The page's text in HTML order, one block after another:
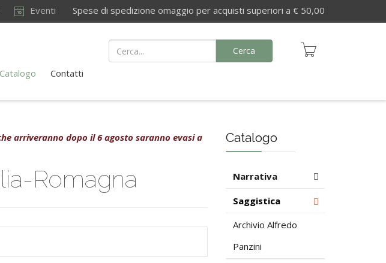
Eventi Spese di spedizione omaggio per acquisti superiori a € 50,00
Catalogo Contatti
Cerca
arriveranno dopo il 6 agosto saranno evasi a
Romagna
Catalogo
Narrativa
Saggistica
Archivio Alfredo
Panzini